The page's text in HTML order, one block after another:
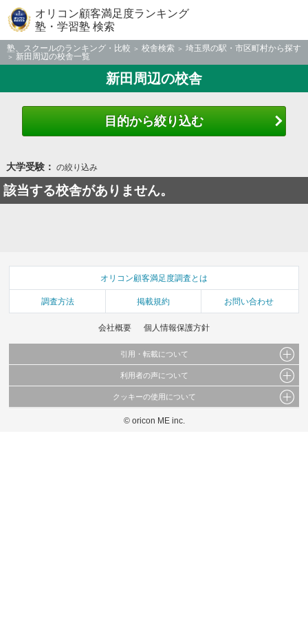
オリコン顧客満足度ランキング
塾・学習塾 検索
塾、スクールのランキング・比較 校舎検索
埼玉県の駅・市区町村から探す
新田周辺の校舎一覧
新田周辺の校舎
目的から絞り込む
大学受験： の絞り込み
該当する校舎がありません。
オリコン顧客満足度調査とは
調査方法 掲載規約 お問い合わせ
会社概要 個人情報保護方針
引用・転載について
当サイトで公開されている情報（文字、写真、イラスト、画像データ等）及びこれらの配
これらの情報を権利者の許可なく無断転載・複製などの二次利用を行うことは固く禁じて
利用者の声について
当サイトに掲載している内容はすべてサービスの利用者が提出された見解・感想です。
弊社の見解・ 意見ではないことをご理解いただいた上でご覧ください。
クッキーの使用について
このサイトでは Cookie を使用して、ユーザーに合わせたコンテンツや広告の表示、ソー
© oricon ME inc.